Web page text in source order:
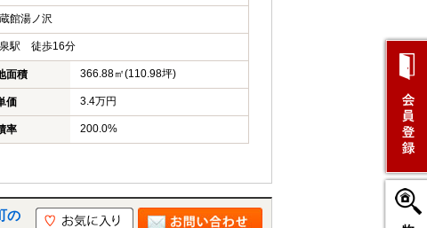
館湯ノ沢
駅 徒歩16分
面積 366.88㎡(110.98坪)
価 3.4万円
率 200.0%
の